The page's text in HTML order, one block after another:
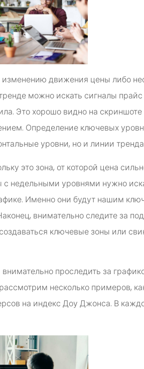
изменению движения цены либо
можно искать сигналы
Это хорошо видно на
Определение ключевых
уровни, но и линии
это зона, от которой цена
недельными уровнями нужно
Именно они будут нашим
внимательно следите за
ключевые зоны или
проследить за
несколько примеров,
на индекс Доу Джонса. В